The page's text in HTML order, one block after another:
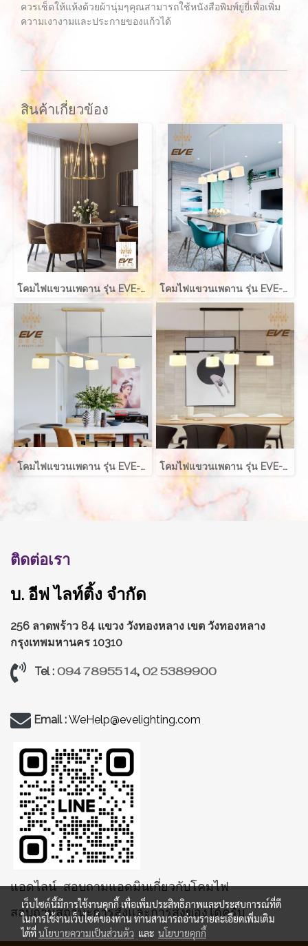
ควรเช็ดให้แห้งด้วยผ้านุ่มๆคุณสามารถใช้หนังสือพิมพ์ยู่ยี่เพื่อเพิ่ม
ความเงางามและประกายของแก้วได้
สินค้าเกี่ยวข้อง
โคมไฟแขวนเพดาน รุ่น EVE-00135 สำหรับใส่หลอด E14 จำนวน 6 หลอด โคมไฟแขวนเพดาน รุ่น EVE-00093 สำหรับใส่หลอด E27 จำนวน 4 ดวง
โคมไฟแขวนเพดาน รุ่น EVE-00093 สำหรับใส่หลอด E27 จำนวน 4 ดวง โคมไฟแขวนเพดาน รุ่น EVE-00093 สำหรับใส่หลอด E27 จำนวน 4 ดวง
ติดต่อเรา
บ. อีฟ ไลท์ติ้ง จำกัด
256 ลาดพร้าว 84 แขวง วังทองหลาง เขต วังทองหลาง
กรุงเทพมหานคร 10310
Tel : 094 7895514,02 5389900
Email :WeHelp@evelighting.com
แอดไลน์ สอบถามแอดมินเกี่ยวกับโคมไฟ
สอบถามสถานะการสั่งและการส่งของได้ครับ
เว็บไซต์นี้มีการใช้งานคุกกี้ เพื่อเพิ่มประสิทธิภาพและประสบการณ์ที่ดี
ในการใช้งานเว็บไซต์ของท่าน ท่านสามารถอ่านรายละเอียดเพิ่มเติม
ได้ที่นโยบายความเป็นส่วนตัว และ นโยบายคุกกี้